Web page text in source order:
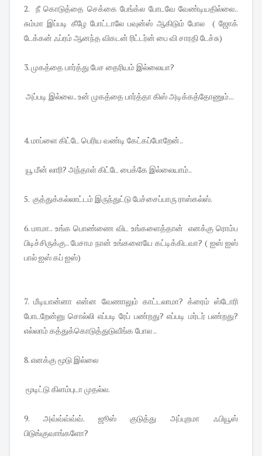
2. நீ கொடுத்தை செக்கை பேங்க்ல போடவே வேண்டியதில்லை..
சும்மா இப்படி கீழே போட்டாலே பவுன்ஸ் ஆகிடும் போல ( ஜோக்
டேக்கன் ஃப்ரம் ஆனந்த விகடன் ரிட்டர்ன் பை வி சாரதி டேச்சு)
3. முகத்தை பார்த்து பேச தைரியம் இல்லையா?
அப்படி இல்லை.. உன் முகத்தை பார்த்தா கிஸ் அடிக்கத்தோணும்...
4. மாப்ளை கிட்டே பெரிய வண்டி கேட்கப்போறேன்..
யூ மீன் லாரி? அந்தாள் கிட்டே பைக்கே இல்லையாம்..
5. குத்துக்கல்லாட்டம் இருந்துட்டு பேச்சைப்பாரு ராஸ்கல்ஸ்.
6. மாமா.. உங்க பொண்ணை விட உங்களைத்தான் எனக்கு ரொம்ப
பிடிச்சிருக்கு.. பேசாம நான் உங்களையே கட்டிக்கிடவா? ( ஐஸ் ஐஸ்
பால் ஐஸ் கப் ஐஸ்)
7. மீடியான்னா என்ன வேணாலும் காட்டலாமா? க்ரைம் ஸ்டோரி
போடறேன்னு சொல்லி எப்படி ரேப் பண்றது? எப்படி மர்டர் பண்றது?
எல்லாம் கத்துக்கொடுத்துடுவீங்க போல ..
8. எனக்கு மூடு இல்லை
மூடிட்டு கிளம்புடா முதல்ல.
9. அவ்வ்வ்வ்வ். ஜூஸ் குடுத்து அப்புறமா ஃபியூஸ்
பிடுங்குவாங்களோ?